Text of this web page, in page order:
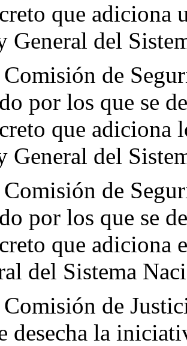
que adiciona
General del
de
por los que se
que adiciona
General del
de
por los que se
que
del Sistema
de
desecha la